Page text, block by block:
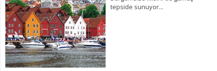
tepside sunuyor...